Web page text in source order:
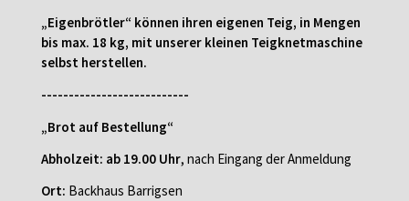
„Eigenbrötler“ können ihren eigenen Teig, in Mengen
bis max. 18 kg, mit unserer kleinen Teigknetmaschine
selbst herstellen.
---------------------------
„Brot auf Bestellung“
Abholzeit: ab 19.00 Uhr, nach Eingang der Anmeldung
Ort: Backhaus Barrigsen